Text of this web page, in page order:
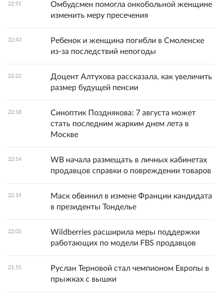
22:51
Омбудсмен помогла онкобольной женщине
изменить меру пресечения
22:43
Ребенок и женщина погибли в Смоленске
из-за последствий непогоды
22:22
Доцент Алтухова рассказала, как увеличить
размер будущей пенсии
22:18
Синоптик Позднякова: 7 августа может
стать последним жарким днем лета в
Москве
22:14
WB начала размещать в личных кабинетах
продавцов справки о повреждении товаров
22:14
Маск обвинил в измене Франции кандидата
в президенты Тонделье
22:03
Wildberries расширила меры поддержки
работающих по модели FBS продавцов
21:55
Руслан Терновой стал чемпионом Европы в
прыжках с вышки